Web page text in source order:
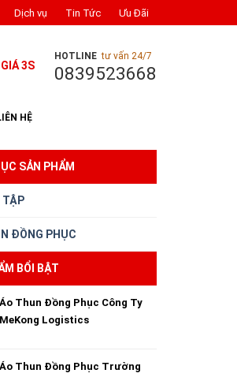
Dịch vụ Tin Tức Ưu Đãi
HOTLINE tư vấn 24/7
0839523668
GIÁ 3S
HỆ
SẢN PHẨM
TẬP
ĐỒNG PHỤC
BỔI BẬT
Áo Thun Đồng Phục Công Ty
MeKong Logistics
Áo Thun Đồng Phục Trường